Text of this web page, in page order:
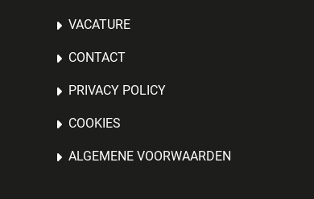
VACATURE
CONTACT
PRIVACY POLICY
COOKIES
ALGEMENE VOORWAARDEN